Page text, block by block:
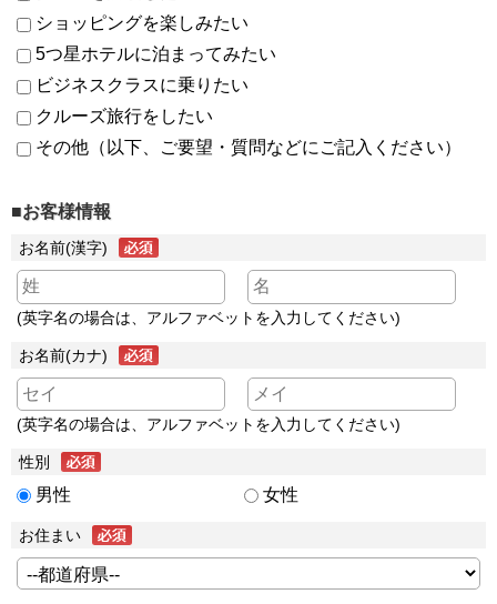
ショッピングを楽しみたい
5つ星ホテルに泊まってみたい
ビジネスクラスに乗りたい
クルーズ旅行をしたい
その他（以下、ご要望・質問などにご記入ください）
■お客様情報
お名前(漢字)
(英字名の場合は、アルファベットを入力してください)
お名前(カナ)
(英字名の場合は、アルファベットを入力してください)
性別
男性 女性
お住まい